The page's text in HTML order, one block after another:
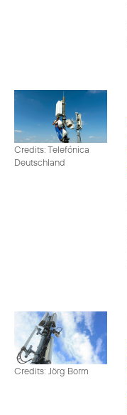
Credits: Telefónica
Deutschland
Credits: Jörg Borm